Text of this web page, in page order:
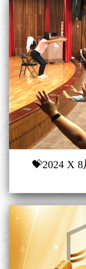
💝2024 X